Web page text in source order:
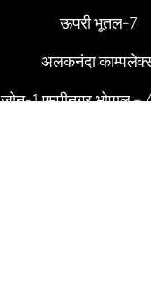
ऊपरी भूतल-7
अलकनंदा
जोन-1 एमपीनगर भोपाल